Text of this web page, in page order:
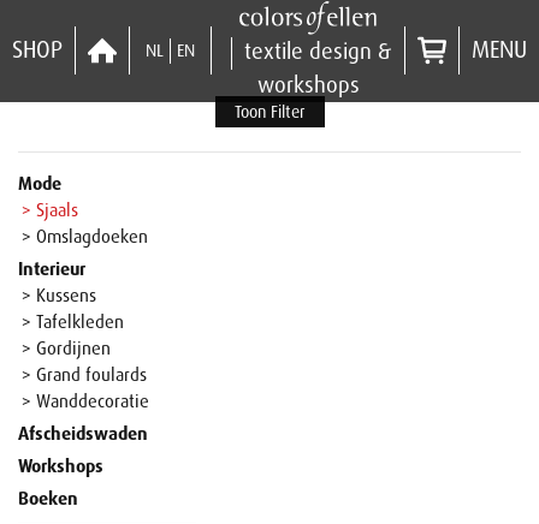
SHOP NL EN
textile design &
workshops
MENU
Toon Filter
Mode
> Sjaals
> Omslagdoeken
Interieur
> Kussens
> Tafelkleden
> Gordijnen
> Grand foulards
> Wanddecoratie
Afscheidswaden
Workshops
Boeken